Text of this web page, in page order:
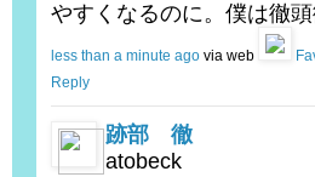
やすくなるのに。僕は徹頭
less than a minute ago via web
Reply
跡部 徹
atobeck